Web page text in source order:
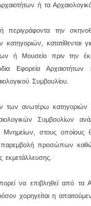
ή τα
περιγράφοντα την
κατατίθενται
ή Μουσείο πριν την
Εφορεία
Συμβουλίου.
των ανωτέρω κατηγοριών
Συμβουλίων
στους οποίους
προσώπων
εκμετάλλευσης.
να επιβληθεί από τα
χορηγείται η